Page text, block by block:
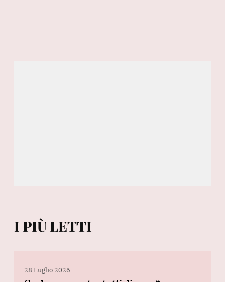
I PIÙ LETTI
28 Luglio 2026